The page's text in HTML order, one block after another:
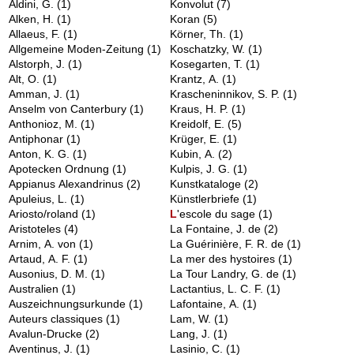
Aldini, G.(1)
Alken, H.(1)
Allaeus, F.(1)
Allgemeine Moden-Zeitung(1)
Alstorph, J.(1)
Alt, O.(1)
Amman, J.(1)
Anselm von Canterbury(1)
Anthonioz, M.(1)
Antiphonar(1)
Anton, K. G.(1)
Apotecken Ordnung(1)
Appianus Alexandrinus(2)
Apuleius, L.(1)
Ariosto/roland(1)
Aristoteles(4)
Arnim, A. von(1)
Artaud, A. F.(1)
Ausonius, D. M.(1)
Australien(1)
Auszeichnungsurkunde(1)
Auteurs classiques(1)
Avalun-Drucke(2)
Aventinus, J.(1)
Konvolut(7)
Koran(5)
Körner, Th.(1)
Koschatzky, W.(1)
Kosegarten, T.(1)
Krantz, A.(1)
Krascheninnikov, S. P.(1)
Kraus, H. P.(1)
Kreidolf, E.(5)
Krüger, E.(1)
Kubin, A.(2)
Kulpis, J. G.(1)
Kunstkataloge(2)
Künstlerbriefe(1)
L'escole du sage(1)
La Fontaine, J. de(2)
La Guérinière, F. R. de(1)
La mer des hystoires(1)
La Tour Landry, G. de(1)
Lactantius, L. C. F.(1)
Lafontaine, A.(1)
Lam, W.(1)
Lang, J.(1)
Lasinio, C.(1)